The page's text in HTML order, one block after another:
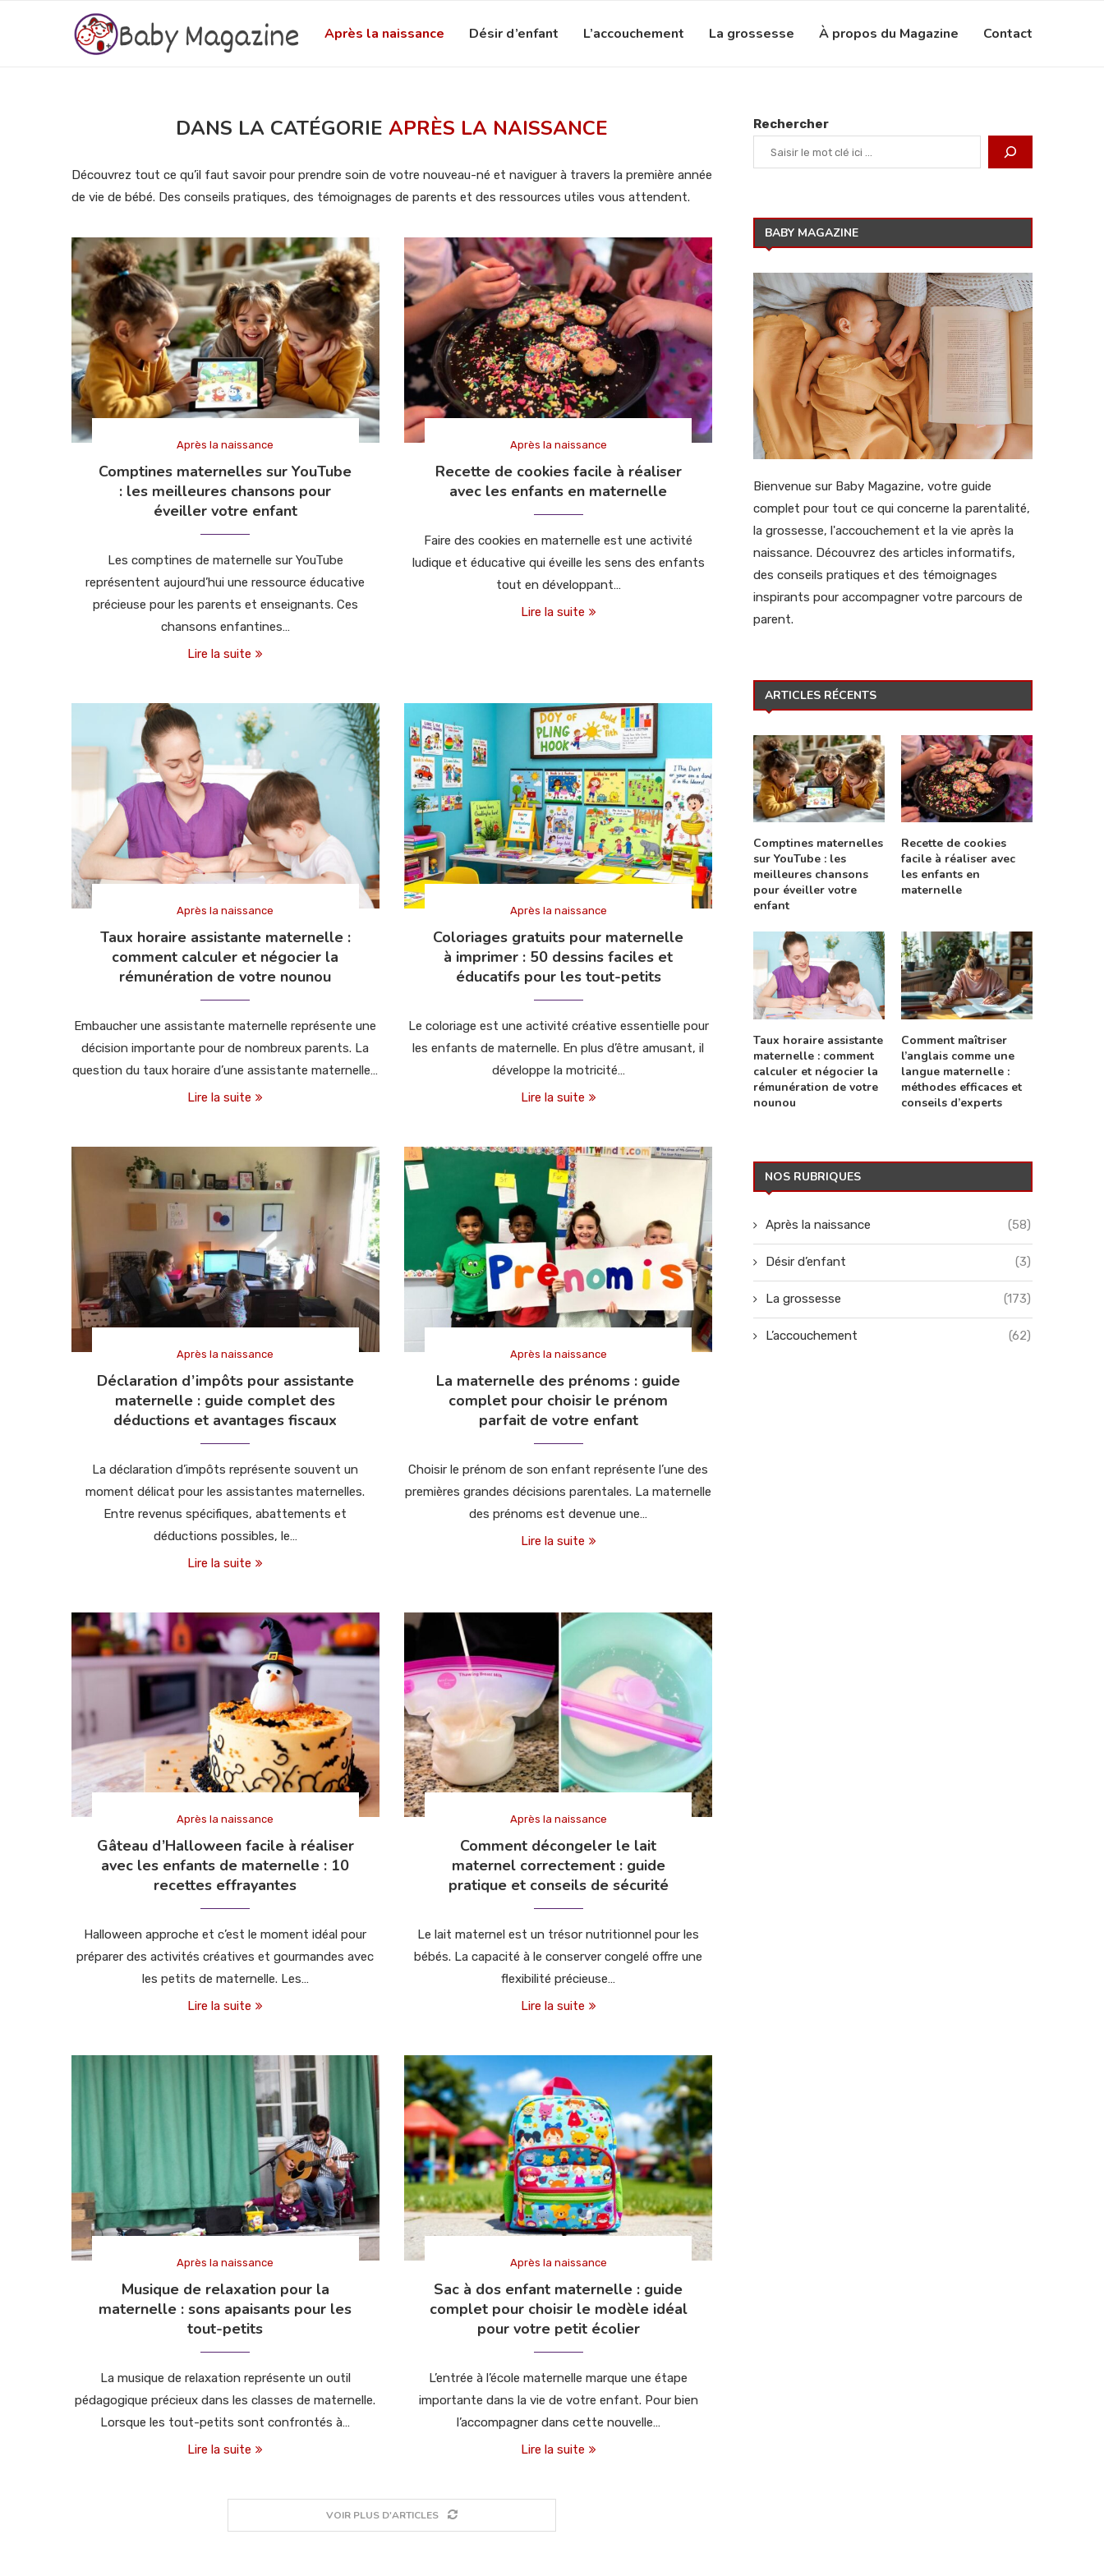
Après la naissance Désir d’enfant L’accouchement La grossesse À propos du Magazine Contact
DANS LA CATÉGORIE APRÈS LA NAISSANCE
Découvrez tout ce qu’il faut savoir pour prendre soin de votre nouveau-né et naviguer à travers la première année
de vie de bébé. Des conseils pratiques, des témoignages de parents et des ressources utiles vous attendent.
Après la naissance
Comptines maternelles sur YouTube
: les meilleures chansons pour
éveiller votre enfant
Les comptines de maternelle sur YouTube
représentent aujourd’hui une ressource éducative
précieuse pour les parents et enseignants. Ces
chansons enfantines…
Lire la suite
Après la naissance
Recette de cookies facile à réaliser
avec les enfants en maternelle
Faire des cookies en maternelle est une activité
ludique et éducative qui éveille les sens des enfants
tout en développant…
Lire la suite
Après la naissance
Taux horaire assistante maternelle :
comment calculer et négocier la
rémunération de votre nounou
Embaucher une assistante maternelle représente une
décision importante pour de nombreux parents. La
question du taux horaire d’une assistante maternelle…
Lire la suite
Après la naissance
Coloriages gratuits pour maternelle
à imprimer : 50 dessins faciles et
éducatifs pour les tout-petits
Le coloriage est une activité créative essentielle pour
les enfants de maternelle. En plus d’être amusant, il
développe la motricité…
Lire la suite
Après la naissance
Déclaration d’impôts pour assistante
maternelle : guide complet des
déductions et avantages fiscaux
La déclaration d’impôts représente souvent un
moment délicat pour les assistantes maternelles.
Entre revenus spécifiques, abattements et
déductions possibles, le…
Lire la suite
Après la naissance
La maternelle des prénoms : guide
complet pour choisir le prénom
parfait de votre enfant
Choisir le prénom de son enfant représente l’une des
premières grandes décisions parentales. La maternelle
des prénoms est devenue une…
Lire la suite
Après la naissance
Gâteau d’Halloween facile à réaliser
avec les enfants de maternelle : 10
recettes effrayantes
Halloween approche et c’est le moment idéal pour
préparer des activités créatives et gourmandes avec
les petits de maternelle. Les…
Lire la suite
Après la naissance
Comment décongeler le lait
maternel correctement : guide
pratique et conseils de sécurité
Le lait maternel est un trésor nutritionnel pour les
bébés. La capacité à le conserver congelé offre une
flexibilité précieuse…
Lire la suite
Après la naissance
Musique de relaxation pour la
maternelle : sons apaisants pour les
tout-petits
La musique de relaxation représente un outil
pédagogique précieux dans les classes de maternelle.
Lorsque les tout-petits sont confrontés à…
Lire la suite
Après la naissance
Sac à dos enfant maternelle : guide
complet pour choisir le modèle idéal
pour votre petit écolier
L’entrée à l’école maternelle marque une étape
importante dans la vie de votre enfant. Pour bien
l’accompagner dans cette nouvelle…
Lire la suite
VOIR PLUS D'ARTICLES
Rechercher
BABY MAGAZINE
Bienvenue sur Baby Magazine, votre guide
complet pour tout ce qui concerne la parentalité,
la grossesse, l'accouchement et la vie après la
naissance. Découvrez des articles informatifs,
des conseils pratiques et des témoignages
inspirants pour accompagner votre parcours de
parent.
ARTICLES RÉCENTS
Comptines maternelles
sur YouTube : les
meilleures chansons
pour éveiller votre
enfant
Recette de cookies
facile à réaliser avec
les enfants en
maternelle
Taux horaire assistante
maternelle : comment
calculer et négocier la
rémunération de votre
nounou
Comment maîtriser
l’anglais comme une
langue maternelle :
méthodes efficaces et
conseils d’experts
NOS RUBRIQUES
Après la naissance (58)
Désir d’enfant (3)
La grossesse (173)
L’accouchement (62)